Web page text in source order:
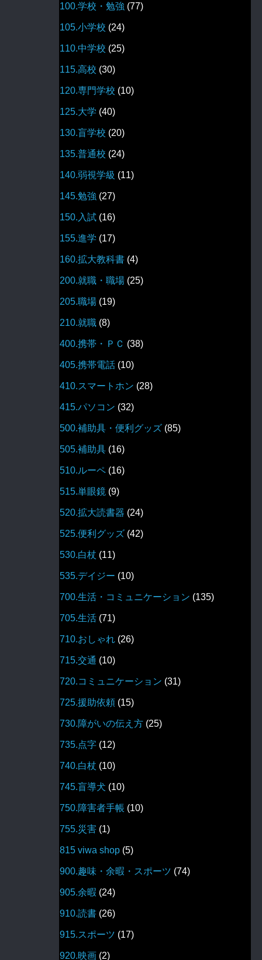
100.学校・勉強 (77)
105.小学校 (24)
110.中学校 (25)
115.高校 (30)
120.専門学校 (10)
125.大学 (40)
130.盲学校 (20)
135.普通校 (24)
140.弱視学級 (11)
145.勉強 (27)
150.入試 (16)
155.進学 (17)
160.拡大教科書 (4)
200.就職・職場 (25)
205.職場 (19)
210.就職 (8)
400.携帯・ＰＣ (38)
405.携帯電話 (10)
410.スマートホン (28)
415.パソコン (32)
500.補助具・便利グッズ (85)
505.補助具 (16)
510.ルーペ (16)
515.単眼鏡 (9)
520.拡大読書器 (24)
525.便利グッズ (42)
530.白杖 (11)
535.デイジー (10)
700.生活・コミュニケーション (135)
705.生活 (71)
710.おしゃれ (26)
715.交通 (10)
720.コミュニケーション (31)
725.援助依頼 (15)
730.障がいの伝え方 (25)
735.点字 (12)
740.白杖 (10)
745.盲導犬 (10)
750.障害者手帳 (10)
755.災害 (1)
815 viwa shop (5)
900.趣味・余暇・スポーツ (74)
905.余暇 (24)
910.読書 (26)
915.スポーツ (17)
920.映画 (2)